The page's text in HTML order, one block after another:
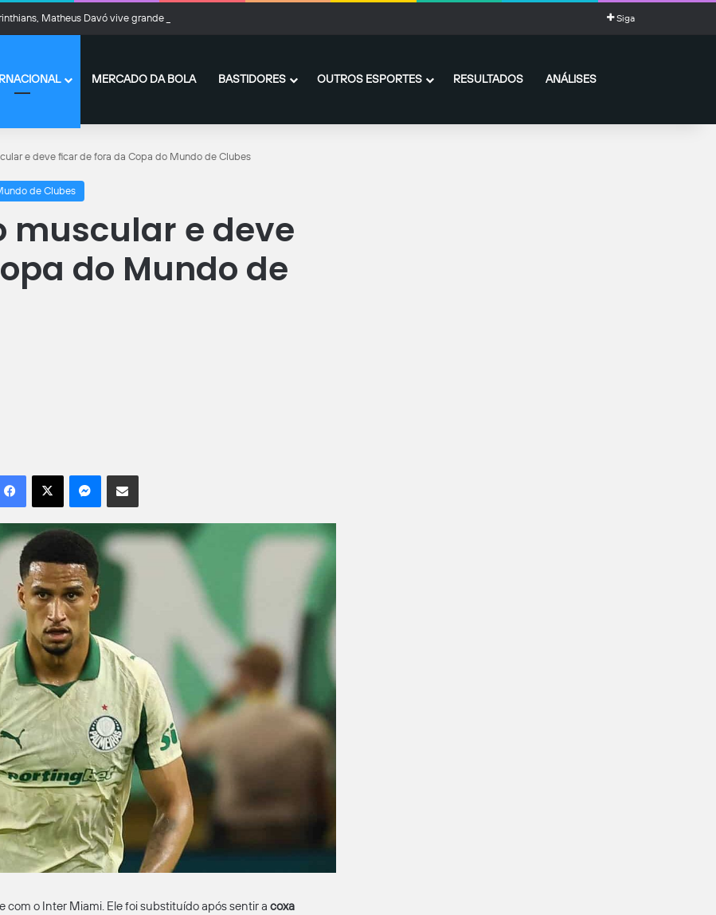
Matheus Davó vive grande fase em Israel e inicia temporada com média impressionante de gols Siga
MERCADO DA BOLA BASTIDORES OUTROS ESPORTES RESULTADOS ANÁLISES
e deve ficar de fora da Copa do Mundo de Clubes
de Clubes
muscular e deve
do Mundo de
Facebook
X MessengerCompartilhar por e-mail
com o Inter Miami. Ele foi substituído após sentir a coxa